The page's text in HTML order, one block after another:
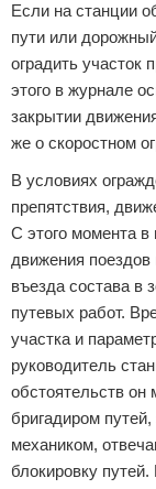
Если на станции
пути или
оградить участок
этого в журнале
закрытии
же о скоростном
В условиях
препятствия,
С этого момента в
движения
въезда состава в
путевых работ.
участка и
руководитель
обстоятельств он
бригадиром
механиком,
блокировку